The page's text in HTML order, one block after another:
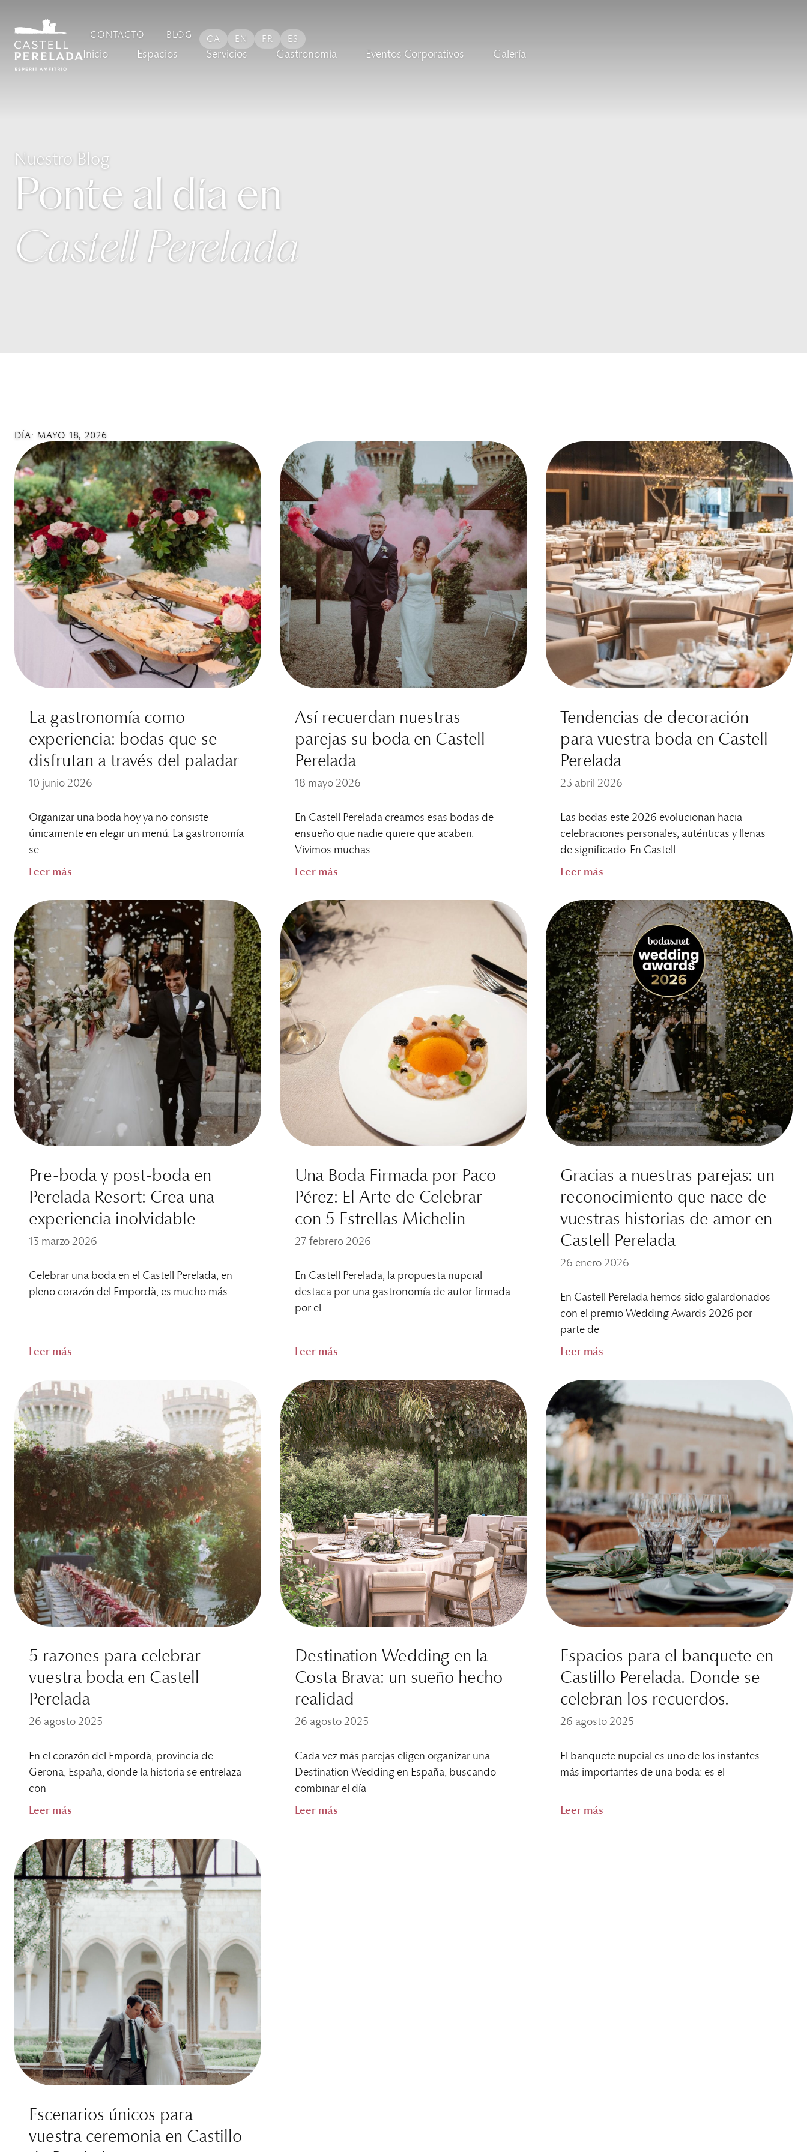
CONTACTO BLOG CA EN FR ES
Inicio Espacios Servicios Gastronomía Eventos Corporativos Galería
Nuestro Blog
Ponte al día en
Castell Perelada
DÍA: MAYO 18, 2026
La gastronomía como
experiencia: bodas que se
disfrutan a través del paladar
10 junio 2026
Organizar una boda hoy ya no consiste
únicamente en elegir un menú. La gastronomía
se
Leer más
Así recuerdan nuestras
parejas su boda en Castell
Perelada
18 mayo 2026
En Castell Perelada creamos esas bodas de
ensueño que nadie quiere que acaben.
Vivimos muchas
Leer más
Tendencias de decoración
para vuestra boda en Castell
Perelada
23 abril 2026
Las bodas este 2026 evolucionan hacia
celebraciones personales, auténticas y llenas
de significado. En Castell
Leer más
Pre-boda y post-boda en
Perelada Resort: Crea una
experiencia inolvidable
13 marzo 2026
Celebrar una boda en el Castell Perelada, en
pleno corazón del Empordà, es mucho más
Leer más
Una Boda Firmada por Paco
Pérez: El Arte de Celebrar
con 5 Estrellas Michelin
27 febrero 2026
En Castell Perelada, la propuesta nupcial
destaca por una gastronomía de autor firmada
por el
Leer más
Gracias a nuestras parejas: un
reconocimiento que nace de
vuestras historias de amor en
Castell Perelada
26 enero 2026
En Castell Perelada hemos sido galardonados
con el premio Wedding Awards 2026 por
parte de
Leer más
5 razones para celebrar
vuestra boda en Castell
Perelada
26 agosto 2025
En el corazón del Empordà, provincia de
Gerona, España, donde la historia se entrelaza
con
Leer más
Destination Wedding en la
Costa Brava: un sueño hecho
realidad
26 agosto 2025
Cada vez más parejas eligen organizar una
Destination Wedding en España, buscando
combinar el día
Leer más
Espacios para el banquete en
Castillo Perelada. Donde se
celebran los recuerdos.
26 agosto 2025
El banquete nupcial es uno de los instantes
más importantes de una boda: es el
Leer más
Escenarios únicos para
vuestra ceremonia en Castillo